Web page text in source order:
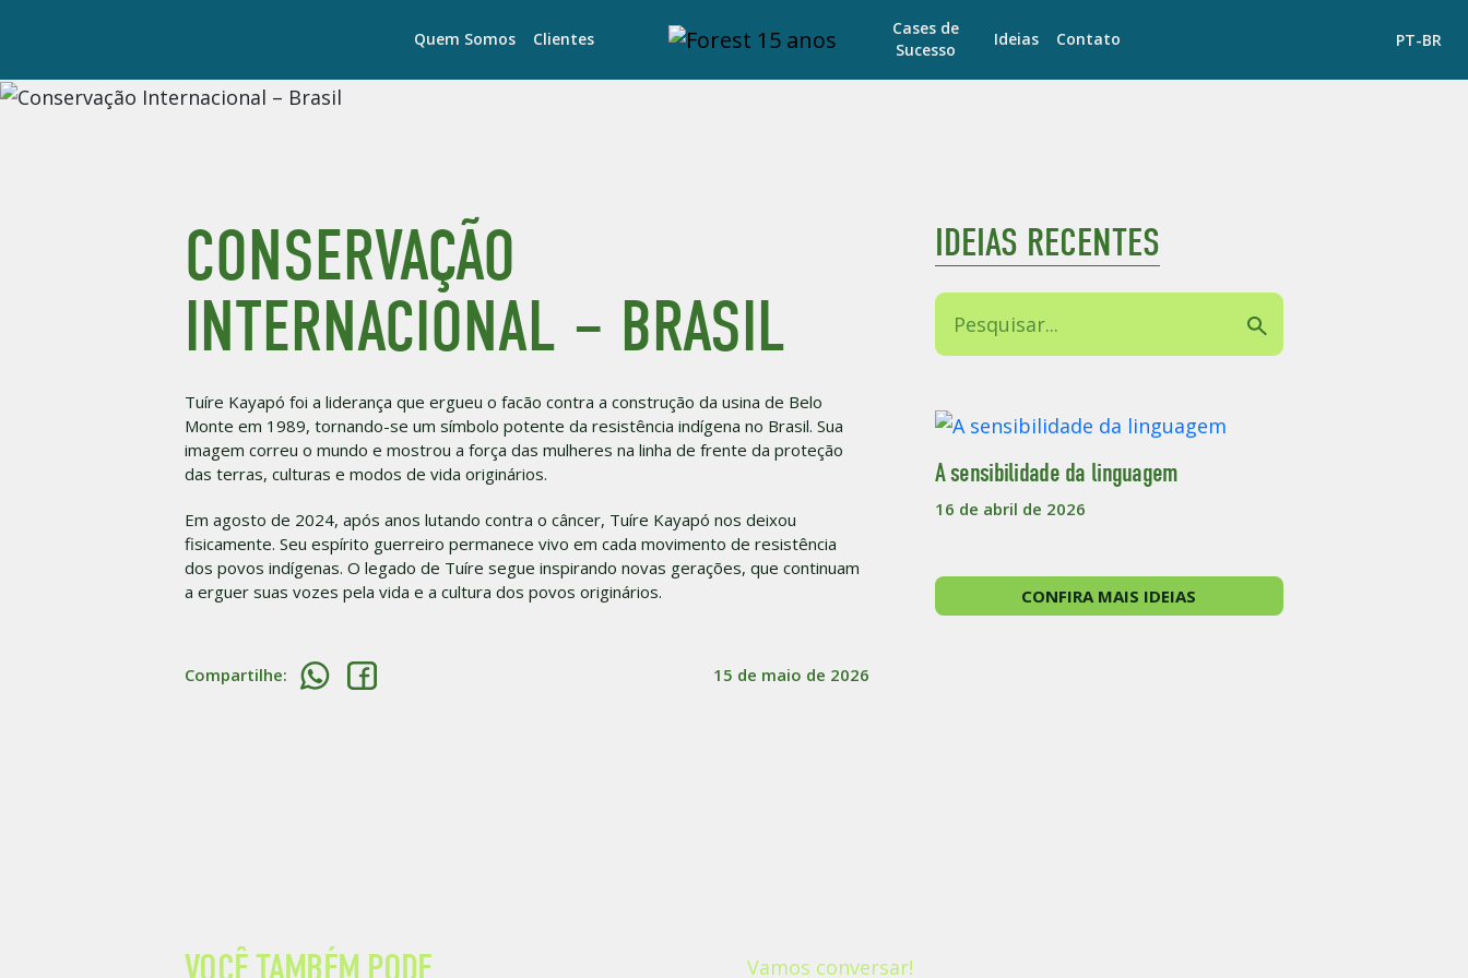
Quem Somos Clientes
Cases de
Sucesso
Ideias Contato PT-BR
CONSERVAÇÃO
INTERNACIONAL – BRASIL
Tuíre Kayapó foi a liderança que ergueu o facão contra a construção da usina de Belo
Monte em 1989, tornando-se um símbolo potente da resistência indígena no Brasil. Sua
imagem correu o mundo e mostrou a força das mulheres na linha de frente da proteção
das terras, culturas e modos de vida originários.
Em agosto de 2024, após anos lutando contra o câncer, Tuíre Kayapó nos deixou
fisicamente. Seu espírito guerreiro permanece vivo em cada movimento de resistência
dos povos indígenas. O legado de Tuíre segue inspirando novas gerações, que continuam
a erguer suas vozes pela vida e a cultura dos povos originários.
Compartilhe: 15 de maio de 2026
IDEIAS RECENTES
A sensibilidade da linguagem
16 de abril de 2026
CONFIRA MAIS IDEIAS
Vamos conversar!